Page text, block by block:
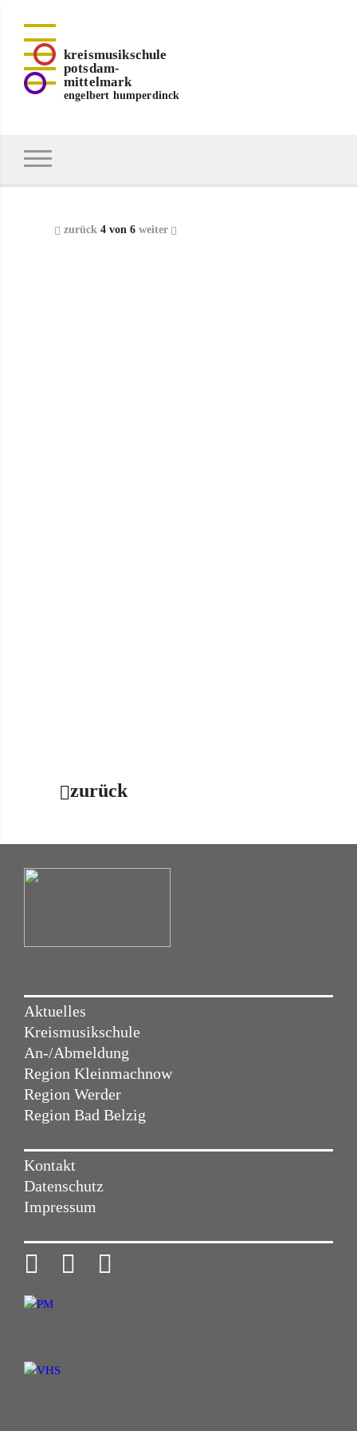
kreismusikschule
potsdam-
mittelmark
engelbert humperdinck
zurück4 von 6 weiter
zurück
Aktuelles
Kreismusikschule
An-/Abmeldung
Region Kleinmachnow
Region Werder
Region Bad Belzig
Kontakt
Datenschutz
Impressum
  